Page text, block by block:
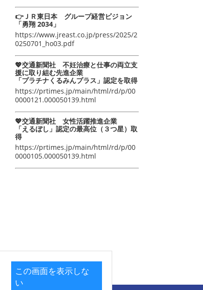
この画面を表示しな
い
👉ＪＲ東日本 グループ経営ビジョン
「勇翔 2034」
https://www.jreast.co.jp/press/2025/2
0250701_ho03.pdf
💖交通新聞社 不妊治療と仕事の両立支
援に取り組む先進企業
「プラチナくるみんプラス」認定を取得
https://prtimes.jp/main/html/rd/p/00
0000121.000050139.html
💖交通新聞社 女性活躍推進企業
「えるぼし」認定の最高位（３つ星）取
得
https://prtimes.jp/main/html/rd/p/00
0000105.000050139.html